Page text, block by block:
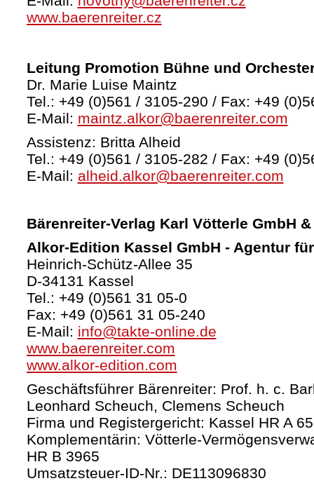
www.baerenreiter.cz
Leitung Promotion Bühne und
Dr. Marie Luise Maintz
Tel.: +49 (0)561 / 3105-290 / Fax: +49
E-Mail: maintz.alkor@baerenreiter.com
Assistenz: Britta Alheid
Tel.: +49 (0)561 / 3105-282 / Fax: +49
E-Mail: alheid.alkor@baerenreiter.com
Bärenreiter-Verlag Karl Vötterle GmbH &
Alkor-Edition Kassel GmbH - Agentur
Heinrich-Schütz-Allee 35
D-34131 Kassel
Tel.: +49 (0)561 31 05-0
Fax: +49 (0)561 31 05-240
E-Mail: info@takte-online.de
www.baerenreiter.com
www.alkor-edition.com
Geschäftsführer Bärenreiter: Prof. h. c.
Leonhard Scheuch, Clemens Scheuch
Firma und Registergericht: Kassel HR A
Komplementärin: Vötterle-
HR B 3965
Umsatzsteuer-ID-Nr.: DE113096830